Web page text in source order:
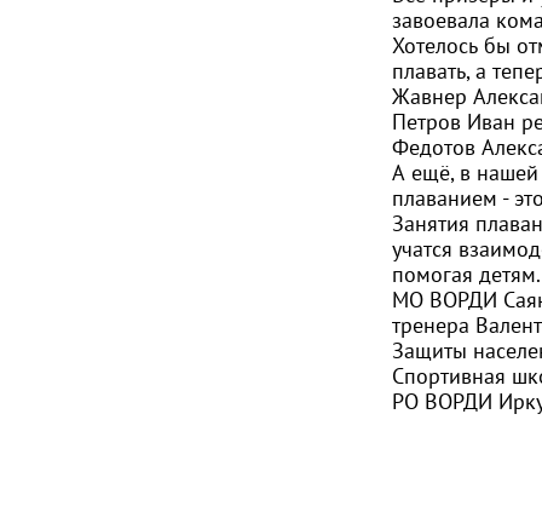
завоевала
Хотелось бы
плавать, а
Жавнер
Петров Иван
Федотов
А ещё, в нашей
плаванием -
Занятия
учатся
помогая детям.
МО ВОРДИ
тренера
Защиты
Спортивная
РО ВОРДИ